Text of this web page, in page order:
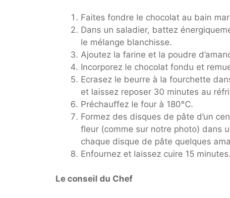
Faites fondre le chocolat au bain
Dans un saladier, battez
le mélange blanchisse.
Ajoutez la farine et la poudre
Incorporez le chocolat fondu et
Ecrasez le beurre à la fourchette
et laissez reposer 30 minutes au
Préchauffez le four à 180°C.
Formez des disques de pâte d’un
fleur (comme sur notre photo) dans
chaque disque de pâte quelques
Enfournez et laissez cuire 15 minutes.
Le conseil du Chef